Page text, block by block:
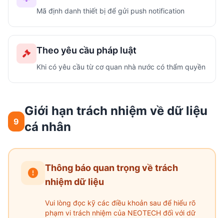
Mã định danh thiết bị để gửi push notification
Theo yêu cầu pháp luật
Khi có yêu cầu từ cơ quan nhà nước có thẩm quyền
9
Giới hạn trách nhiệm về dữ liệu
cá nhân
Thông báo quan trọng về trách
nhiệm dữ liệu
Vui lòng đọc kỹ các điều khoản sau để hiểu rõ
phạm vi trách nhiệm của NEOTECH đối với dữ